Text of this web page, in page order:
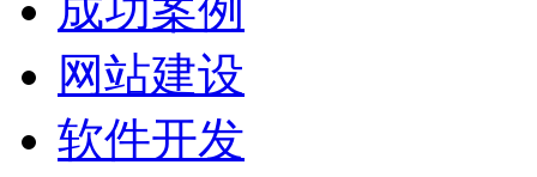
成功案例
网站建设
软件开发